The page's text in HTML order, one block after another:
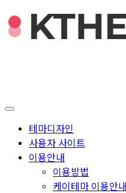
테마디자인
사용자 사이트
이용안내
이용방법
케이테마 이용안내